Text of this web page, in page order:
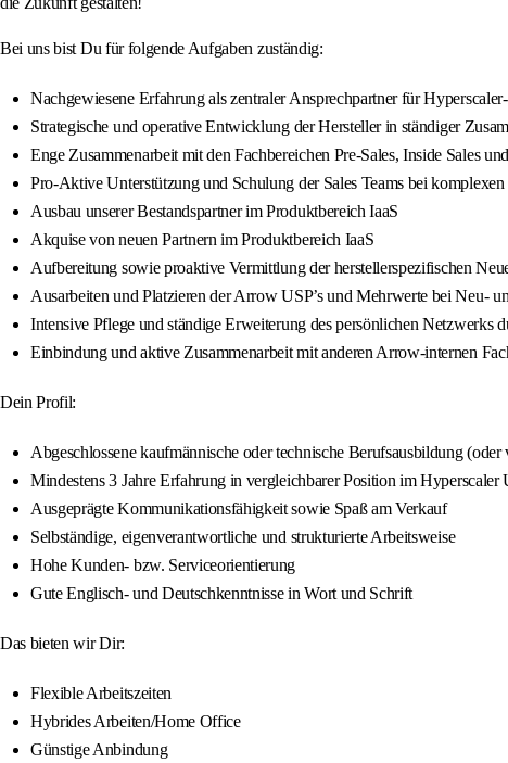
Bei uns bist Du für folgende Aufgaben zuständig:
Nachgewiesene Erfahrung als zentraler Ansprechpartner für
Strategische und operative Entwicklung der Hersteller in ständiger
Enge Zusammenarbeit mit den Fachbereichen Pre-Sales, Inside Sales
Pro-Aktive Unterstützung und Schulung der Sales Teams bei komplexen
Ausbau unserer Bestandspartner im Produktbereich IaaS
Akquise von neuen Partnern im Produktbereich IaaS
Aufbereitung sowie proaktive Vermittlung der herstellerspezifischen
Ausarbeiten und Platzieren der Arrow USP’s und Mehrwerte bei Neu-
Intensive Pflege und ständige Erweiterung des persönlichen Netzwerks
Einbindung und aktive Zusammenarbeit mit anderen Arrow-internen
Dein Profil:
Abgeschlossene kaufmännische oder technische Berufsausbildung (oder
Mindestens 3 Jahre Erfahrung in vergleichbarer Position im Hyperscaler
Ausgeprägte Kommunikationsfähigkeit sowie Spaß am Verkauf
Selbständige, eigenverantwortliche und strukturierte Arbeitsweise
Hohe Kunden- bzw. Serviceorientierung
Gute Englisch- und Deutschkenntnisse in Wort und Schrift
Das bieten wir Dir:
Flexible Arbeitszeiten
Hybrides Arbeiten/Home Office
Günstige Anbindung